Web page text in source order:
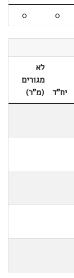
0
0
יח"ד
לא
מגורים
(מ"ר)